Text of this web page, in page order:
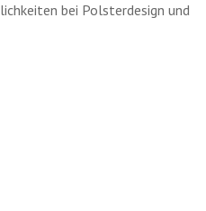
bei Polsterdesign und